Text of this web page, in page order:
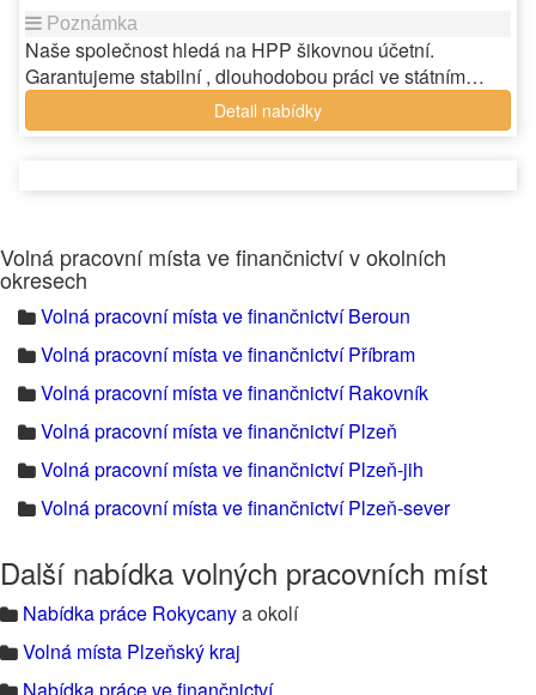
Naše společnost hledá na HPP šikovnou účetní.
Garantujeme stabilní , dlouhodobou práci ve státním…
Detail nabídky
Volná pracovní místa ve finančnictví v okolních
okresech
Volná pracovní místa ve finančnictví Beroun
Volná pracovní místa ve finančnictví Příbram
Volná pracovní místa ve finančnictví Rakovník
Volná pracovní místa ve finančnictví Plzeň
Volná pracovní místa ve finančnictví Plzeň-jih
Volná pracovní místa ve finančnictví Plzeň-sever
Další nabídka volných pracovních míst
Nabídka práce Rokycanya okolí
Volná místa Plzeňský kraj